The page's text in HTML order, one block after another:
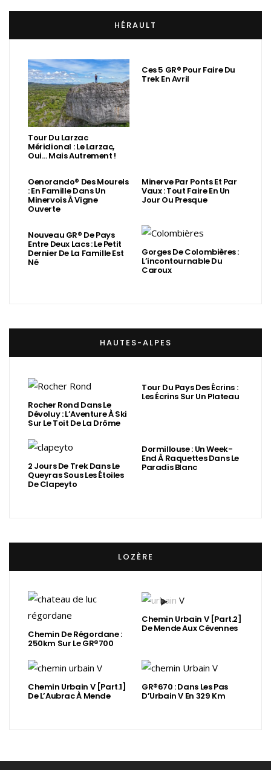
HÉRAULT
Tour Du Larzac
Méridional : Le Larzac,
Oui… Mais Autrement !
Ces 5 GR® Pour Faire Du
Trek En Avril
Oenorando® Des Mourels
: En Famille Dans Un
Minervois À Vigne
Ouverte
Minerve Par Ponts Et Par
Vaux : Tout Faire En Un
Jour Ou Presque
Nouveau GR® De Pays
Entre Deux Lacs : Le Petit
Dernier De La Famille Est
Né
Gorges De Colombières :
L’incontournable Du
Caroux
HAUTES-ALPES
Rocher Rond Dans Le
Dévoluy : L’Aventure À Ski
Sur Le Toit De La Drôme
Tour Du Pays Des Écrins :
Les Écrins Sur Un Plateau
2 Jours De Trek Dans Le
Queyras Sous Les Étoiles
De Clapeyto
Dormillouse : Un Week-
End À Raquettes Dans Le
Paradis Blanc
LOZÈRE
Chemin De Régordane :
250km Sur Le GR®700
Chemin Urbain V [Part.2]
De Mende Aux Cévennes
Chemin Urbain V [Part.1]
De L’Aubrac À Mende
GR®670 : Dans Les Pas
D’Urbain V En 329 Km